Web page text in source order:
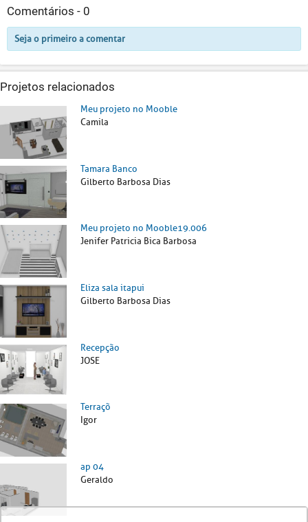
Comentários - 0
Seja o primeiro a comentar
Projetos relacionados
Meu projeto no Mooble
Camila
Tamara Banco
Gilberto Barbosa Dias
Meu projeto no Mooble19.006
Jenifer Patricia Bica Barbosa
Eliza sala itapui
Gilberto Barbosa Dias
Recepção
JOSE
Terraçõ
Igor
ap 04
Geraldo